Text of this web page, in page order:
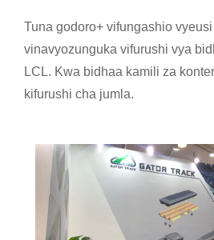
Tuna godoro+ vifungashio
vinavyozunguka vifurushi vya
LCL. Kwa bidhaa kamili za
kifurushi cha jumla.